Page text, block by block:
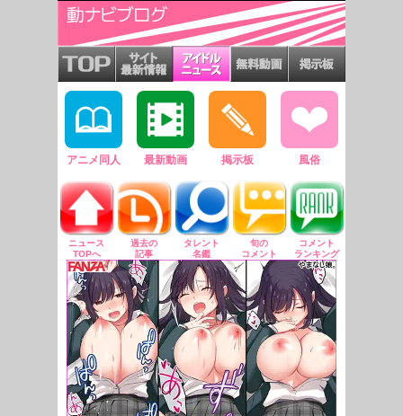
アニメ同人 最新動画 掲示板 風俗
ニュース
TOPへ
過去の
記事
タレント
名鑑
旬の
コメント
コメント
ランキング